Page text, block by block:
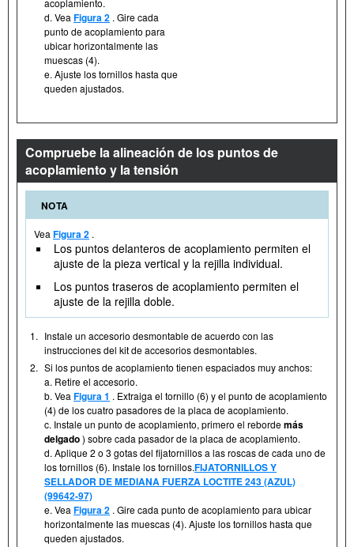
d. Vea Figura 2 . Gire cada
punto de acoplamiento para
ubicar horizontalmente las
muescas (4).
e. Ajuste los tornillos hasta que
queden ajustados.
Compruebe la alineación de los puntos de
acoplamiento y la tensión
NOTA
Vea Figura 2 .
Los puntos delanteros de acoplamiento permiten el
ajuste de la pieza vertical y la rejilla individual.
Los puntos traseros de acoplamiento permiten el
ajuste de la rejilla doble.
1. Instale un accesorio desmontable de acuerdo con las
instrucciones del kit de accesorios desmontables.
2. Si los puntos de acoplamiento tienen espaciados muy anchos:
a. Retire el accesorio.
b. Vea Figura 1 . Extraiga el tornillo (6) y el punto de acoplamiento
(4) de los cuatro pasadores de la placa de acoplamiento.
c. Instale un punto de acoplamiento, primero el rebordemás
delgado) sobre cada pasador de la placa de acoplamiento.
d. Aplique 2 o 3 gotas del fijatornillos a las roscas de cada uno de
los tornillos (6). Instale los tornillos.FIJATORNILLOS Y
SELLADOR DE MEDIANA FUERZA LOCTITE 243 (AZUL)
(99642-97)
e. Vea Figura 2 . Gire cada punto de acoplamiento para ubicar
horizontalmente las muescas (4). Ajuste los tornillos hasta que
queden ajustados.